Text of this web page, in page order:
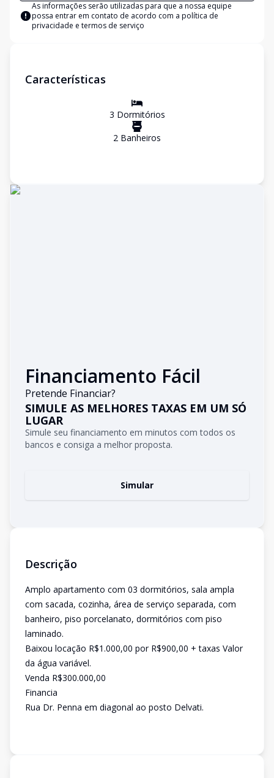
As informações serão utilizadas para que a nossa equipe
possa entrar em contato de acordo com a política de
privacidade e termos de serviço
Características
3 Dormitórios
2 Banheiros
Financiamento Fácil
Pretende Financiar?
SIMULE AS MELHORES TAXAS EM UM SÓ
LUGAR
Simule seu financiamento em minutos com todos os
bancos e consiga a melhor proposta.
Simular
Descrição
Amplo apartamento com 03 dormitórios, sala ampla
com sacada, cozinha, área de serviço separada, com
banheiro, piso porcelanato, dormitórios com piso
laminado.
Baixou locação R$1.000,00 por R$900,00 + taxas Valor
da água variável.
Venda R$300.000,00
Financia
Rua Dr. Penna em diagonal ao posto Delvati.